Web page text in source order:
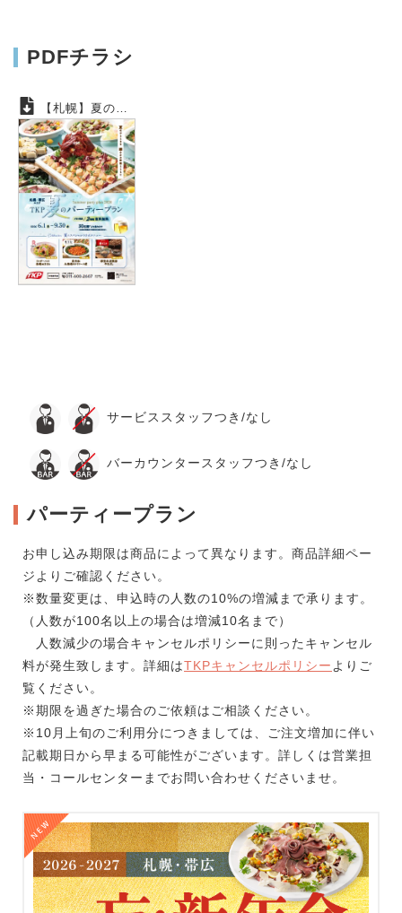
PDFチラシ
【札幌】夏のパーティプラン
サービススタッフつき/なし
バーカウンタースタッフつき/なし
パーティープラン
お申し込み期限は商品によって異なります。商品詳細ペー
ジよりご確認ください。
※数量変更は、申込時の人数の10%の増減まで承ります。
（人数が100名以上の場合は増減10名まで）
人数減少の場合キャンセルポリシーに則ったキャンセル
料が発生致します。詳細はTKPキャンセルポリシー よりご
覧ください。
※期限を過ぎた場合のご依頼はご相談ください。
※10月上旬のご利用分につきましては、ご注文増加に伴い
記載期日から早まる可能性がございます。詳しくは営業担
当・コールセンターまでお問い合わせくださいませ。